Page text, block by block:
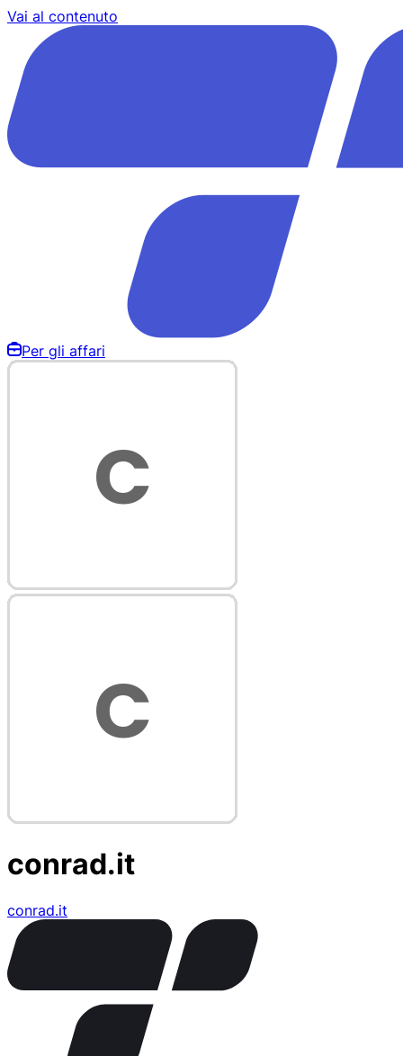
Vai al contenuto
Per gli affari
conrad.it
conrad.it